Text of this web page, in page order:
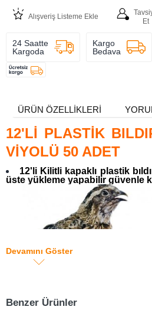
Alışveriş Listeme Ekle
Et
24 Saatte
Kargoda
Kargo
Bedava
ÜRÜN ÖZELLIKLERI
12'Lİ PLASTİK
VİYOLÜ 50 ADET
12'li Kilitli kapaklı plastik
üste yükleme yapabilir güvenle
Devamını Göster
Benzer Ürünler